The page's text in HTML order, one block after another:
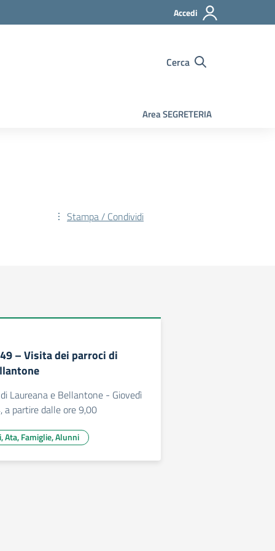
Accedi
Cerca
Area SEGRETERIA
Stampa / Condividi
– Visita dei parroci di
Laureana e Bellantone - Giovedì
partire dalle ore 9,00
Ata, Famiglie, Alunni